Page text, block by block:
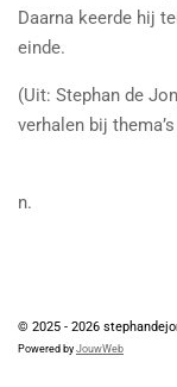
Daarna keerde hij
einde.
(Uit: Stephan de
verhalen bij
n.
© 2025 - 2026
Powered by JouwWeb